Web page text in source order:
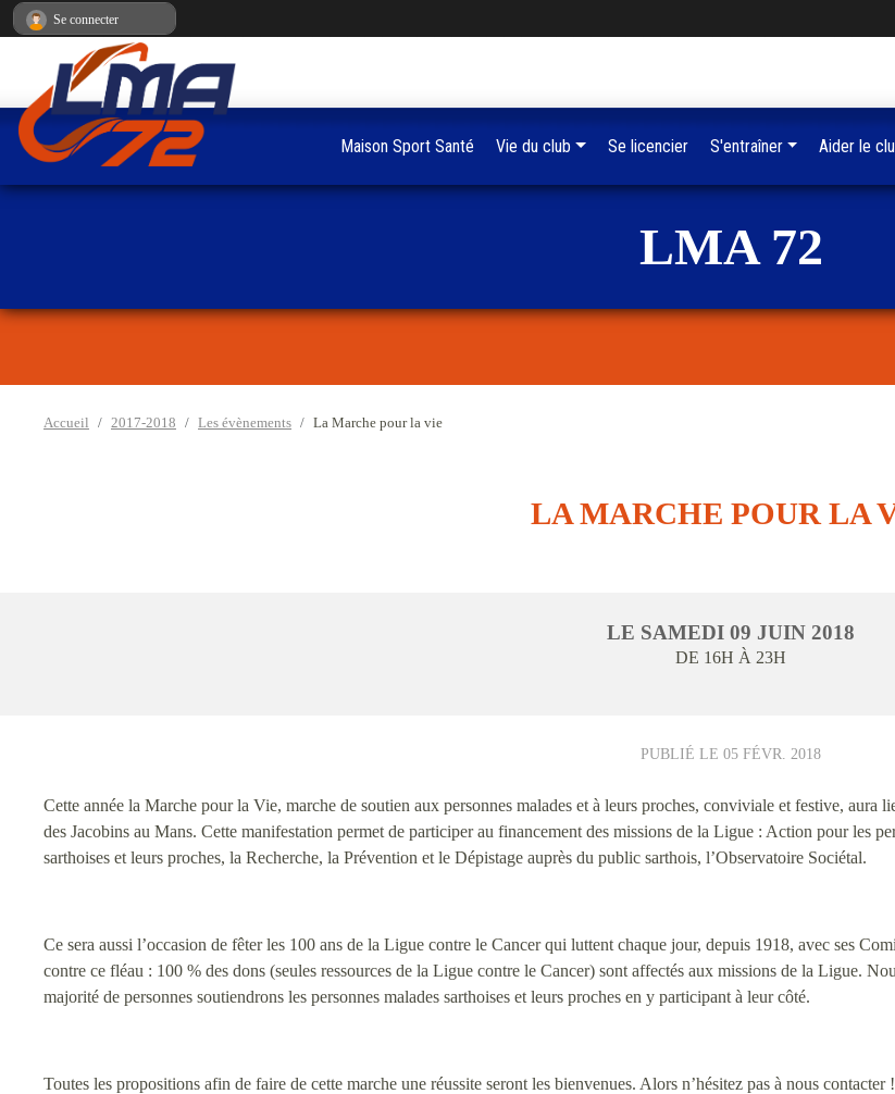
LMA 72
Accueil 2017-2018 Les évènements La Marche pour la vie
LA MARCHE POUR LA
LE SAMEDI 09 JUIN 2018
DE 16H À 23H
PUBLIÉ LE 05 FÉVR. 2018
Cette année la Marche pour la Vie, marche de soutien aux personnes malades et à leurs proches, conviviale et festive, aura
des Jacobins au Mans. Cette manifestation permet de participer au financement des missions de la Ligue : Action pour les
sarthoises et leurs proches, la Recherche, la Prévention et le Dépistage auprès du public sarthois, l’Observatoire Sociétal.
Ce sera aussi l’occasion de fêter les 100 ans de la Ligue contre le Cancer qui luttent chaque jour, depuis 1918, avec ses
contre ce fléau : 100 % des dons (seules ressources de la Ligue contre le Cancer) sont affectés aux missions de la Ligue.
majorité de personnes soutiendrons les personnes malades sarthoises et leurs proches en y participant à leur côté.
Toutes les propositions afin de faire de cette marche une réussite seront les bienvenues. Alors n’hésitez pas à nous
Maison Sport Santé Vie du club Se licencier S'entraîner Aider le
Se connecter
Panneau de gestion des cookies